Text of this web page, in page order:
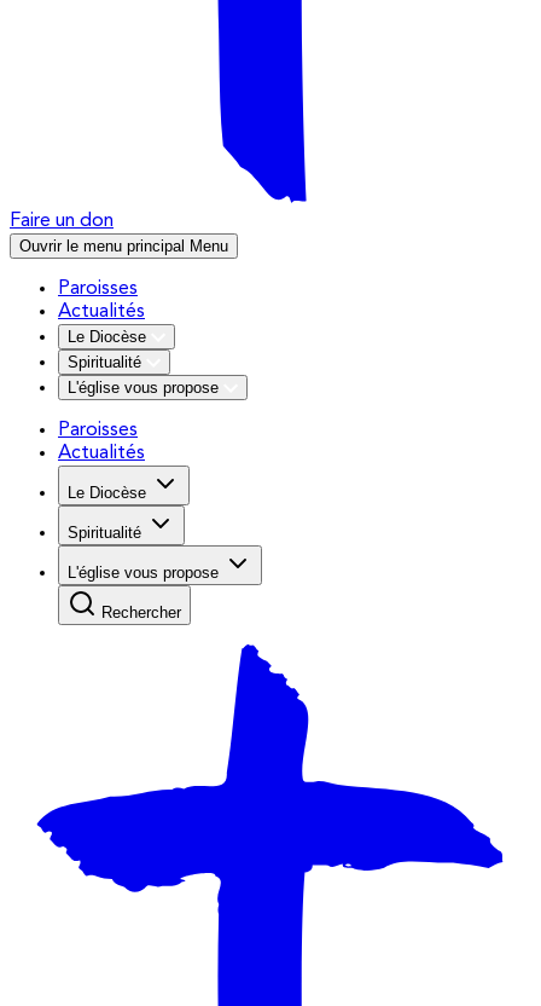
Faire un don
Ouvrir le menu principal Menu
Paroisses
Actualités
Le Diocèse
Spiritualité
L'église vous propose
Paroisses
Actualités
Le Diocèse
Spiritualité
L'église vous propose
Rechercher